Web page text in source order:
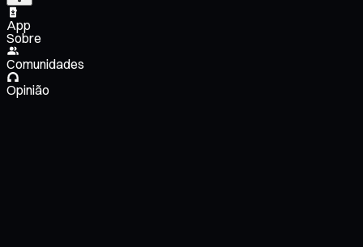
App
Sobre
Comunidades
Opinião